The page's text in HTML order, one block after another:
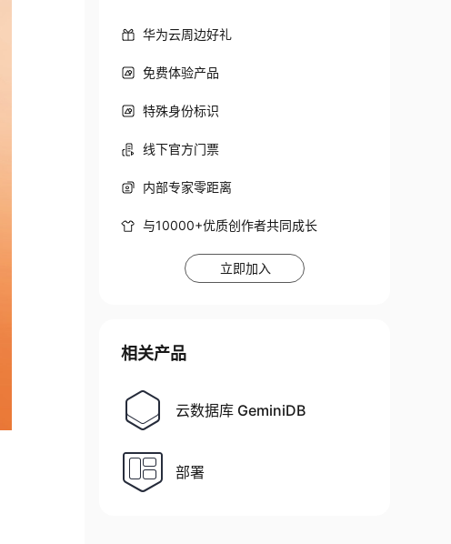
华为云周边好礼
免费体验产品
特殊身份标识
线下官方门票
内部专家零距离
与10000+优质创作者共同成长
立即加入
相关产品
云数据库 GeminiDB
部署